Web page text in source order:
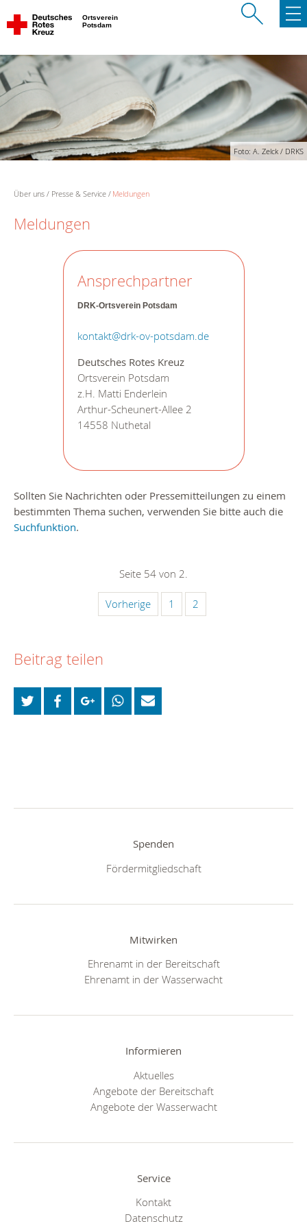
Ortsverein
Potsdam
Foto: A. Zelck / DRKS
Über uns Presse & Service Meldungen
Meldungen
Ansprechpartner
DRK-Ortsverein Potsdam
kontakt@drk-ov-potsdam.de
Deutsches Rotes Kreuz
Ortsverein Potsdam
z.H. Matti Enderlein
Arthur-Scheunert-Allee 2
14558 Nuthetal
Sollten Sie Nachrichten oder Pressemitteilungen zu einem
bestimmten Thema suchen, verwenden Sie bitte auch die
Suchfunktion.
Seite 54 von 2.
Vorherige 1 2
Beitrag teilen
Spenden
Fördermitgliedschaft
Mitwirken
Ehrenamt in der Bereitschaft
Ehrenamt in der Wasserwacht
Informieren
Aktuelles
Angebote der Bereitschaft
Angebote der Wasserwacht
Service
Kontakt
Datenschutz